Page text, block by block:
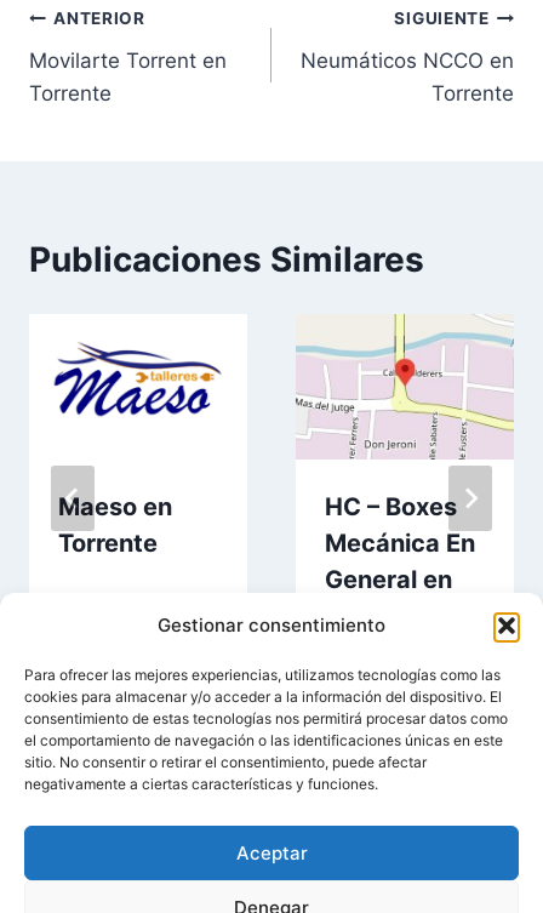
Gestionar consentimiento
Para ofrecer las mejores experiencias, utilizamos tecnologías como las
cookies para almacenar y/o acceder a la información del dispositivo. El
consentimiento de estas tecnologías nos permitirá procesar datos como
el comportamiento de navegación o las identificaciones únicas en este
sitio. No consentir o retirar el consentimiento, puede afectar
negativamente a ciertas características y funciones.
Aceptar
Denegar
Navegación
de
ANTERIOR
Movilarte Torrent en
Torrente
SIGUIENTE
Neumáticos NCCO en
Torrente
Publicaciones Similares
Maeso en
Torrente
HC – Boxes
Mecánica En
General en
Torrente
© 2026 Entorrente.Com | Negocios En Torrente |